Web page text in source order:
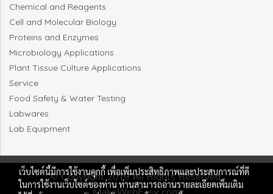
Chemical and Reagents
Cell and Molecular Biology
Proteins and Enzymes
Microbiology Applications
Plant Tissue Culture Applications
Service
Food Safety & Water Testing
Labwares
Lab Equipment
© Copyright 2019 All Rights Reserved.
MakeWebEasy.com
เว็บไซต์นี้มีการใช้งานคุกกี้ เพื่อเพิ่มประสิทธิภาพและประสบการณ์ที่ดี
ในการใช้งานเว็บไซต์ของท่าน ท่านสามารถอ่านรายละเอียดเพิ่มเติม